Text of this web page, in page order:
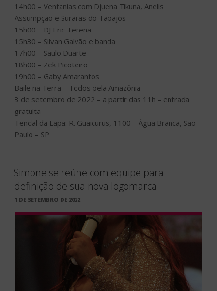
14h00 – Ventanias com Djuena Tikuna, Anelis
Assumpção e Suraras do Tapajós
15h00 – DJ Eric Terena
15h30 – Silvan Galvão e banda
17h00 – Saulo Duarte
18h00 – Zek Picoteiro
19h00 – Gaby Amarantos
Baile na Terra – Todos pela Amazônia
3 de setembro de 2022 – a partir das 11h – entrada
gratuita
Tendal da Lapa: R. Guaicurus, 1100 – Água Branca, São
Paulo – SP
Simone se reúne com equipe para
definição de sua nova logomarca
PUBLICADO
1 DE SETEMBRO DE 2022